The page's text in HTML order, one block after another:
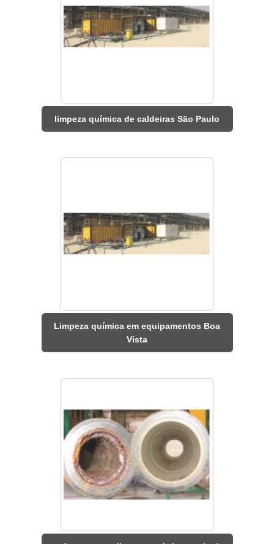
limpeza química de caldeiras São Paulo
Limpeza química em equipamentos Boa
Vista